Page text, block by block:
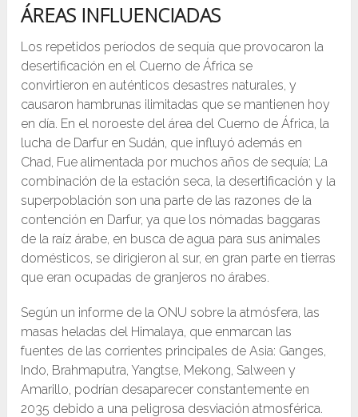
ÁREAS INFLUENCIADAS
Los repetidos períodos de sequía que provocaron la
desertificación en el Cuerno de África se
convirtieron en auténticos desastres naturales, y
causaron hambrunas ilimitadas que se mantienen hoy
en día. En el noroeste del área del Cuerno de África, la
lucha de Darfur en Sudán, que influyó además en
Chad, Fue alimentada por muchos años de sequía; La
combinación de la estación seca, la desertificación y la
superpoblación son una parte de las razones de la
contención en Darfur, ya que los nómadas baggaras
de la raíz árabe, en busca de agua para sus animales
domésticos, se dirigieron al sur, en gran parte en tierras
que eran ocupadas de granjeros no árabes.
Según un informe de la ONU sobre la atmósfera, las
masas heladas del Himalaya, que enmarcan las
fuentes de las corrientes principales de Asia: Ganges,
Indo, Brahmaputra, Yangtse, Mekong, Salween y
Amarillo, podrían desaparecer constantemente en
2035 debido a una peligrosa desviación atmosférica.